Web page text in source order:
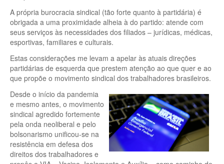
A própria burocracia sindical (tão forte quanto à partidária) é
obrigada a uma proximidade alheia à do partido: atende com
seus serviços às necessidades dos filiados – jurídicas, médicas,
esportivas, familiares e culturais.
Estas considerações me levam a apelar às atuais direções
partidárias de esquerda que prestem atenção ao que quer e ao
que propõe o movimento sindical dos trabalhadores brasileiros.
Desde o início da pandemia
e mesmo antes, o movimento
sindical agredido fortemente
pela onda neoliberal e pelo
bolsonarismo unificou-se na
resistência em defesa dos
direitos dos trabalhadores e